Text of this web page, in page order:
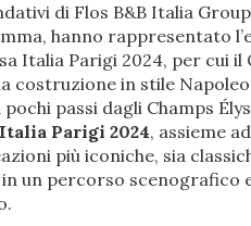
di Flos B&B Italia
hanno rappresentato
Italia Parigi 2024, per cui il
costruzione in stile
passi dagli Champs
Parigi 2024, assieme
più iconiche, sia
un percorso